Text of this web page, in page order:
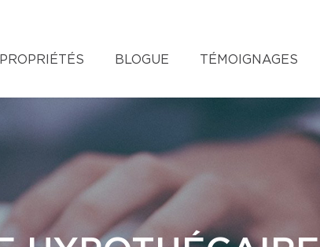
PROPRIÉTÉS BLOGUE TÉMOIGNAGES